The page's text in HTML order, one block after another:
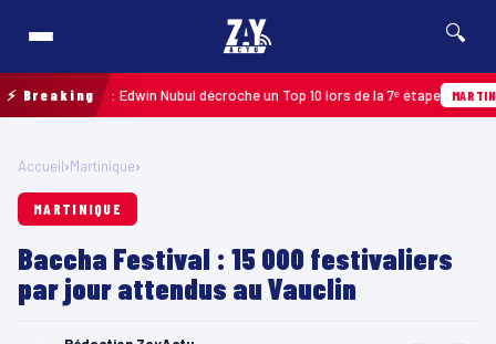
🔍
⚡ Breaking
2026 : Edwin Nubul décroche un Top 10 lors de la 7ᵉ étape MARTINIQUE
Accueil›Martinique›
MARTINIQUE
Baccha Festival : 15 000 festivaliers
par jour attendus au Vauclin